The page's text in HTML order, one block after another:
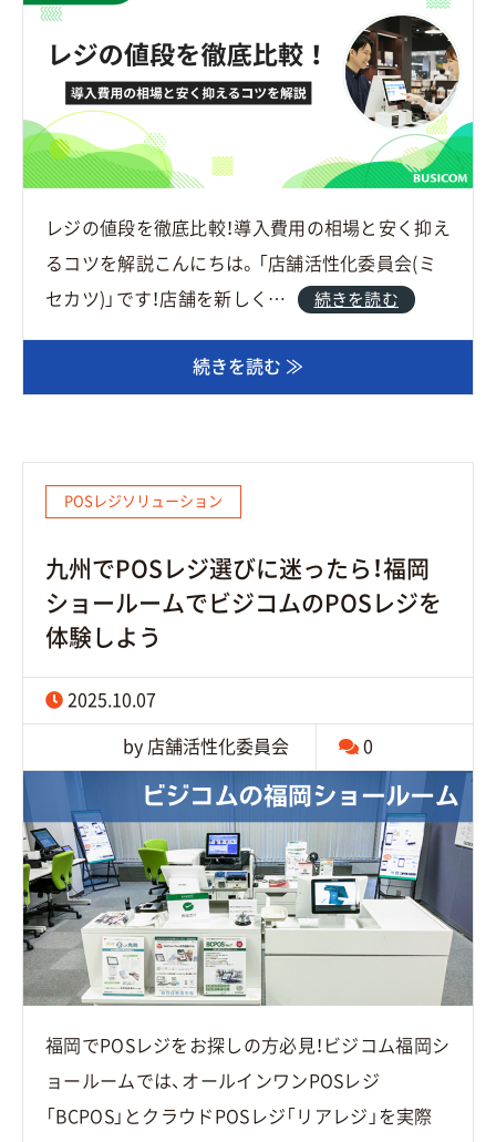
レジの値段を徹底比較！導入費用の相場と安く抑え
るコツを解説こんにちは。「店舗活性化委員会(ミ
セカツ)」です！店舗を新しく…
続きを読む
続きを読む ≫
POSレジソリューション
九州でPOSレジ選びに迷ったら！福岡
ショールームでビジコムのPOSレジを
体験しよう
2025.10.07
by 店舗活性化委員会 0
福岡でPOSレジをお探しの方必見！ビジコム福岡シ
ョールームでは、オールインワンPOSレジ
「BCPOS」とクラウドPOSレジ「リアレジ」を実際